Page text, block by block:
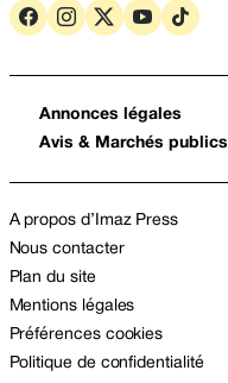
Annonces légales
Avis & Marchés publics
A propos d’Imaz Press
Nous contacter
Plan du site
Mentions légales
Préférences cookies
Politique de confidentialité